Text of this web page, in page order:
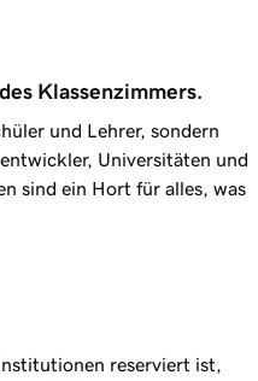
Klassenzimmers.
und Lehrer, sondern
Universitäten und
sind ein Hort für alles, was
reserviert ist,